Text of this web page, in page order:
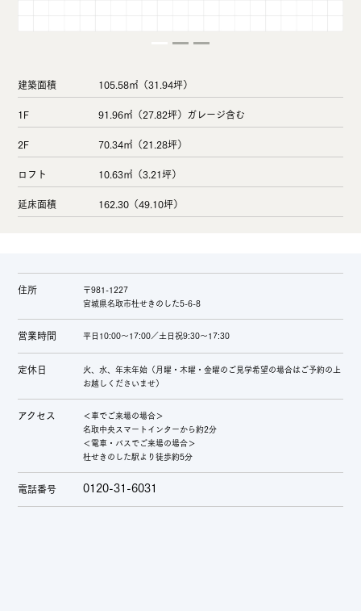
建築面積
105.58㎡（31.94坪）
1F
91.96㎡（27.82坪）ガレージ含む
2F
70.34㎡（21.28坪）
ロフト
10.63㎡（3.21坪）
延床面積
162.30（49.10坪）
住所
〒981-1227
宮城県名取市杜せきのした5-6-8
営業時間 平日10:00～17:00／土日祝9:30～17:30
定休日
火、水、年末年始（月曜・木曜・金曜のご見学希望の場合はご予約の上
お越しくださいませ）
アクセス
＜車でご来場の場合＞
名取中央スマートインターから約2分
＜電車・バスでご来場の場合＞
杜せきのした駅より徒歩約5分
電話番号 0120-31-6031